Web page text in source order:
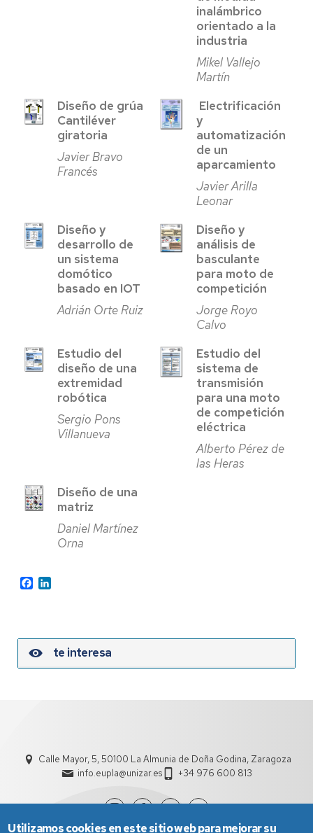
inalámbrico
orientado a la
industria
Mikel Vallejo
Martín
Diseño de grúa
Cantiléver
giratoria
Javier Bravo
Francés
Electrificación
y
automatización
de un
aparcamiento
Javier Arilla
Leonar
Diseño y
desarrollo de
un sistema
domótico
basado en IOT
Adrián Orte Ruiz
Diseño y
análisis de
basculante
para moto de
competición
Jorge Royo
Calvo
Estudio del
diseño de una
extremidad
robótica
Sergio Pons
Villanueva
Estudio del
sistema de
transmisión
para una moto
de competición
eléctrica
Alberto Pérez de
las Heras
Diseño de una
matriz
Daniel Martínez
Orna
Facebook
te interesa
Calle Mayor, 5, 50100 La Almunia de Doña Godina, Zaragoza
info.eupla@unizar.es
+34 976 600 813
Utilizamos cookies en este sitio web para mejorar su